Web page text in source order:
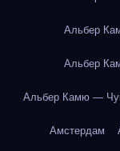
Альбер
Альбер
Альбер Камю —
Амстердам